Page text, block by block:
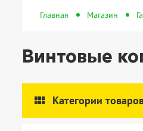
Главная Магазин
Винтовые
view_module Категории